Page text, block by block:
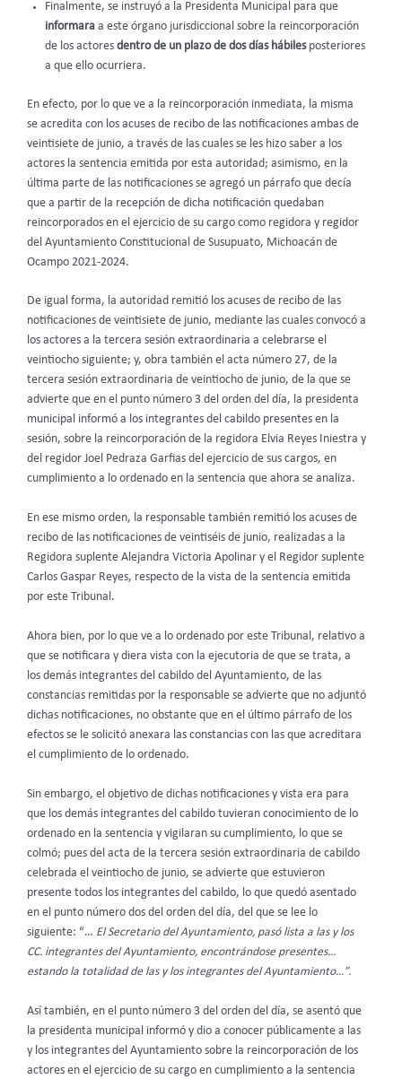
Finalmente, se instruyó a la Presidenta Municipal para que
informara a este órgano jurisdiccional sobre la reincorporación
de los actores dentro de un plazo de dos días hábilesposteriores
a que ello ocurriera.
En efecto, por lo que ve a la reincorporación inmediata, la misma
se acredita con los acuses de recibo de las notificaciones ambas de
veintisiete de junio, a través de las cuales se les hizo saber a los
actores la sentencia emitida por esta autoridad; asimismo, en la
última parte de las notificaciones se agregó un párrafo que decía
que a partir de la recepción de dicha notificación quedaban
reincorporados en el ejercicio de su cargo como regidora y regidor
del Ayuntamiento Constitucional de Susupuato, Michoacán de
Ocampo 2021-2024.
De igual forma, la autoridad remitió los acuses de recibo de las
notificaciones de veintisiete de junio, mediante las cuales convocó a
los actores a la tercera sesión extraordinaria a celebrarse el
veintiocho siguiente; y, obra también el acta número 27, de la
tercera sesión extraordinaria de veintiocho de junio, de la que se
advierte que en el punto número 3 del orden del día, la presidenta
municipal informó a los integrantes del cabildo presentes en la
sesión, sobre la reincorporación de la regidora Elvia Reyes Iniestra y
del regidor Joel Pedraza Garfias del ejercicio de sus cargos, en
cumplimiento a lo ordenado en la sentencia que ahora se analiza.
En ese mismo orden, la responsable también remitió los acuses de
recibo de las notificaciones de veintiséis de junio, realizadas a la
Regidora suplente Alejandra Victoria Apolinar y el Regidor suplente
Carlos Gaspar Reyes, respecto de la vista de la sentencia emitida
por este Tribunal.
Ahora bien, por lo que ve a lo ordenado por este Tribunal, relativo a
que se notificara y diera vista con la ejecutoria de que se trata, a
los demás integrantes del cabildo del Ayuntamiento, de las
constancias remitidas por la responsable se advierte que no adjuntó
dichas notificaciones, no obstante que en el último párrafo de los
efectos se le solicitó anexara las constancias con las que acreditara
el cumplimiento de lo ordenado.
Sin embargo, el objetivo de dichas notificaciones y vista era para
que los demás integrantes del cabildo tuvieran conocimiento de lo
ordenado en la sentencia y vigilaran su cumplimiento, lo que se
colmó; pues del acta de la tercera sesión extraordinaria de cabildo
celebrada el veintiocho de junio, se advierte que estuvieron
presente todos los integrantes del cabildo, lo que quedó asentado
en el punto número dos del orden del día, del que se lee lo
siguiente: “… El Secretario del Ayuntamiento, pasó lista a las y los
CC. integrantes del Ayuntamiento, encontrándose presentes…
estando la totalidad de las y los integrantes del Ayuntamiento…”.
Así también, en el punto número 3 del orden del día, se asentó que
la presidenta municipal informó y dio a conocer públicamente a las
y los integrantes del Ayuntamiento sobre la reincorporación de los
actores en el ejercicio de su cargo en cumplimiento a la sentencia